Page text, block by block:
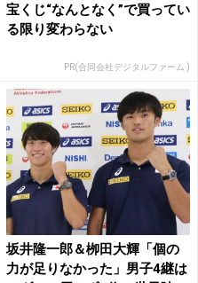
宝くじ“なんとなく”で買ってい
る限り変わらない
PR(合同会社デジタルファーム )
坂井隆一郎＆栁田大輝「個の
力が足りなかった」男子4継は